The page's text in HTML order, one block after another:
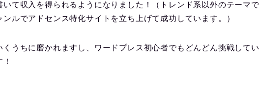
いて収入を得られるようになりました！（トレンド系以外のテーマで
ンルでアドセンス特化サイトを立ち上げて成功しています。）
うちに磨かれますし、ワードプレス初心者でもどんどん挑戦してい